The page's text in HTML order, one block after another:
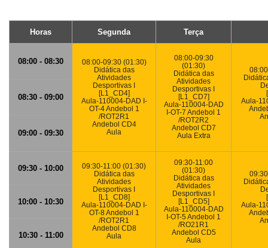
Horas Segunda Terça
08:00 - 08:30
08:00-09:30 (01:30)
Didática das
Atividades
Desportivas I
[L1_CD4]
Aula-110004-DAD I-
OT-4 Andebol 1
/ROT2R1
Andebol CD4
Aula
08:00-09:30
(01:30)
Didática das
Atividades
Desportivas I
[L1_CD7]
Aula-110004-DAD
I-OT-7 Andebol 1
/ROT2R2
Andebol CD7
Aula Extra
Aula-
08:30 - 09:00
09:00 - 09:30
09:30 - 10:00
09:30-11:00 (01:30)
Didática das
Atividades
Desportivas I
[L1_CD8]
Aula-110004-DAD I-
OT-8 Andebol 1
/ROT2R1
Andebol CD8
Aula
09:30-11:00
(01:30)
Didática das
Atividades
Desportivas I
[L1_CD5]
Aula-110004-DAD
I-OT-5 Andebol 1
/RO21R1
Andebol CD5
Aula
Aula-
10:00 - 10:30
10:30 - 11:00